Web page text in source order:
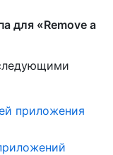
для «Remove a
приложения